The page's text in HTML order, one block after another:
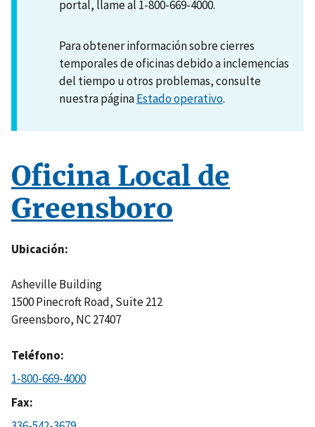
portal, llame al 1-800-669-4000.
Para obtener información sobre cierres
temporales de oficinas debido a inclemencias
del tiempo u otros problemas, consulte
nuestra páginaEstado operativo.
Oficina Local de
Greensboro
Ubicación
Asheville Building
1500 Pinecroft Road, Suite 212
Greensboro, NC27407
Teléfono
1-800-669-4000
Fax